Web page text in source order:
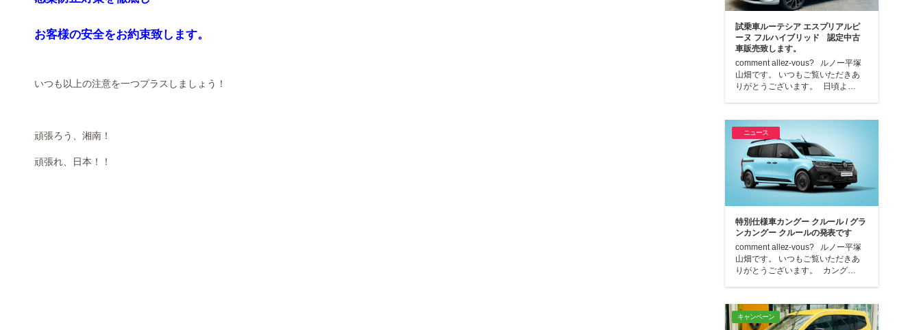
お客様の安全をお約束致します。
いつも以上の注意を一つプラスしましょう！
頑張ろう、湘南！
頑張れ、日本！！
試乗車ルーテシア エスプリアルピ
ーヌ フルハイブリッド 認定中古
車販売致します。
comment allez-vous? ルノー平塚
山畑です。 いつもご覧いただきあ
りがとうございます。 日頃よ…
ニュース
特別仕様車カングー クルール / グラ
ンカングー クルールの発表です
comment allez-vous? ルノー平塚
山畑です。 いつもご覧いただきあ
りがとうございます。 カング…
キャンペーン